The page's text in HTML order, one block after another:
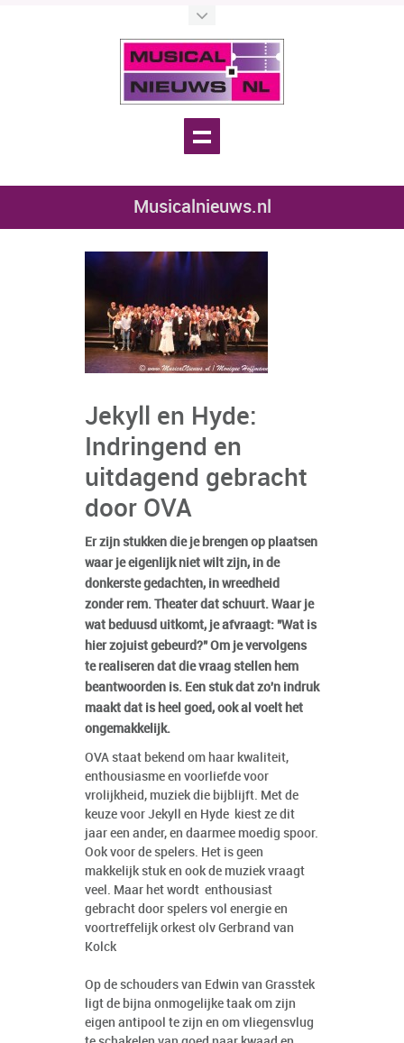
Musicalnieuws.nl
Jekyll en Hyde:
Indringend en
uitdagend gebracht
door OVA
Er zijn stukken die je brengen op plaatsen
waar je eigenlijk niet wilt zijn, in de
donkerste gedachten, in wreedheid
zonder rem. Theater dat schuurt. Waar je
wat beduusd uitkomt, je afvraagt: "Wat is
hier zojuist gebeurd?" Om je vervolgens
te realiseren dat die vraag stellen hem
beantwoorden is. Een stuk dat zo'n indruk
maakt dat is heel goed, ook al voelt het
ongemakkelijk.
OVA staat bekend om haar kwaliteit,
enthousiasme en voorliefde voor
vrolijkheid, muziek die bijblijft. Met de
keuze voor Jekyll en Hyde kiest ze dit
jaar een ander, en daarmee moedig spoor.
Ook voor de spelers. Het is geen
makkelijk stuk en ook de muziek vraagt
veel. Maar het wordt enthousiast
gebracht door spelers vol energie en
voortreffelijk orkest olv Gerbrand van
Kolck
Op de schouders van Edwin van Grasstek
ligt de bijna onmogelijke taak om zijn
eigen antipool te zijn en om vliegensvlug